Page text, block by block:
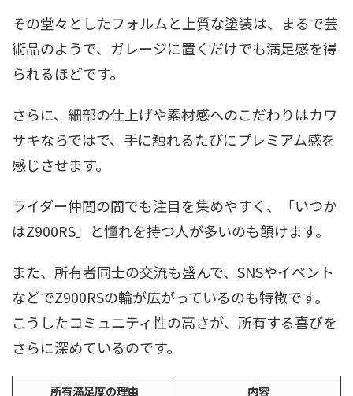
その堂々としたフォルムと上質な塗装は、まるで芸
術品のようで、ガレージに置くだけでも満足感を得
られるほどです。
さらに、細部の仕上げや素材感へのこだわりはカワ
サキならではで、手に触れるたびにプレミアム感を
感じさせます。
ライダー仲間の間でも注目を集めやすく、「いつか
はZ900RS」と憧れを持つ人が多いのも頷けます。
また、所有者同士の交流も盛んで、SNSやイベント
などでZ900RSの輪が広がっているのも特徴です。
こうしたコミュニティ性の高さが、所有する喜びを
さらに深めているのです。
所有満足度の理由
内容